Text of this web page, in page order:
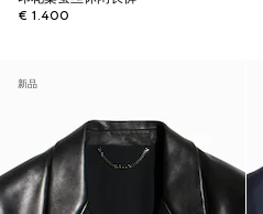
€ 1.400
新品